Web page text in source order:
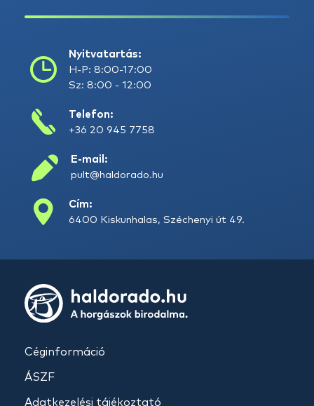
Nyitvatartás:
H-P: 8:00-17:00
Sz: 8:00 - 12:00
Telefon:
+36 20 945 7758
E-mail:
pult@haldorado.hu
Cím:
6400 Kiskunhalas, Széchenyi út 49.
Céginformáció
ÁSZF
Adatkezelési tájékoztató